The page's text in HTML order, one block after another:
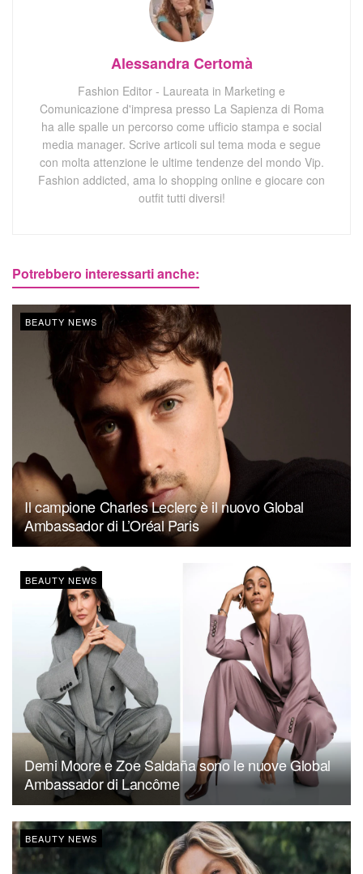
Alessandra Certomà
Fashion Editor - Laureata in Marketing e
Comunicazione d'impresa presso La Sapienza di Roma
ha alle spalle un percorso come ufficio stampa e social
media manager. Scrive articoli sul tema moda e segue
con molta attenzione le ultime tendenze del mondo Vip.
Fashion addicted, ama lo shopping online e giocare con
outfit tutti diversi!
Potrebbero interessarti anche:
BEAUTY NEWS
Il campione Charles Leclerc è il nuovo Global
Ambassador di L’Oréal Paris
BEAUTY NEWS
Demi Moore e Zoe Saldaña sono le nuove Global
Ambassador di Lancôme
BEAUTY NEWS